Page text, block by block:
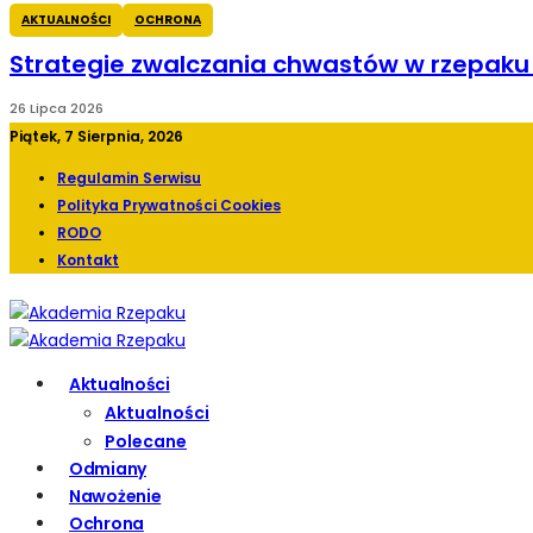
AKTUALNOŚCI OCHRONA
Strategie zwalczania chwastów w
26 Lipca 2026
Piątek, 7 Sierpnia, 2026
Regulamin Serwisu
Polityka Prywatności Cookies
RODO
Kontakt
Aktualności
Aktualności
Polecane
Odmiany
Nawożenie
Ochrona